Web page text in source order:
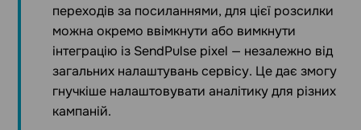
переходів за посиланнями, для цієї розсилки
можна окремо ввімкнути або вимкнути
інтеграцію із SendPulse pixel — незалежно від
загальних налаштувань сервісу. Це дає змогу
гнучкіше налаштовувати аналітику для різних
кампаній.